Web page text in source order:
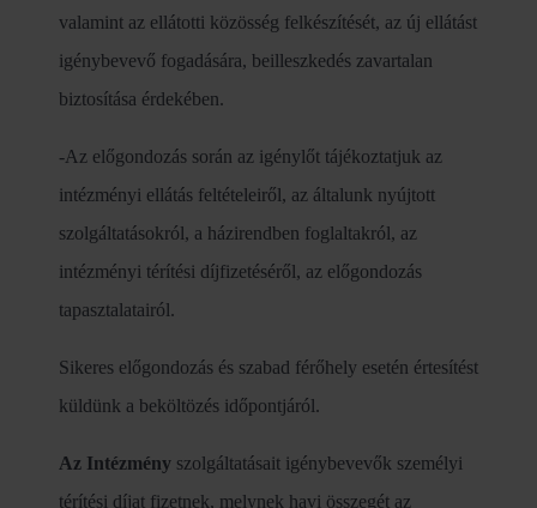
valamint az ellátotti közösség felkészítését, az új ellátást
igénybevevő fogadására, beilleszkedés zavartalan
biztosítása érdekében.
-Az előgondozás során az igénylőt tájékoztatjuk az
intézményi ellátás feltételeiről, az általunk nyújtott
szolgáltatásokról, a házirendben foglaltakról, az
intézményi térítési díjfizetéséről, az előgondozás
tapasztalatairól.
Sikeres előgondozás és szabad férőhely esetén értesítést
küldünk a beköltözés időpontjáról.
Az Intézmény szolgáltatásait igénybevevők személyi
térítési díjat fizetnek, melynek havi összegét az